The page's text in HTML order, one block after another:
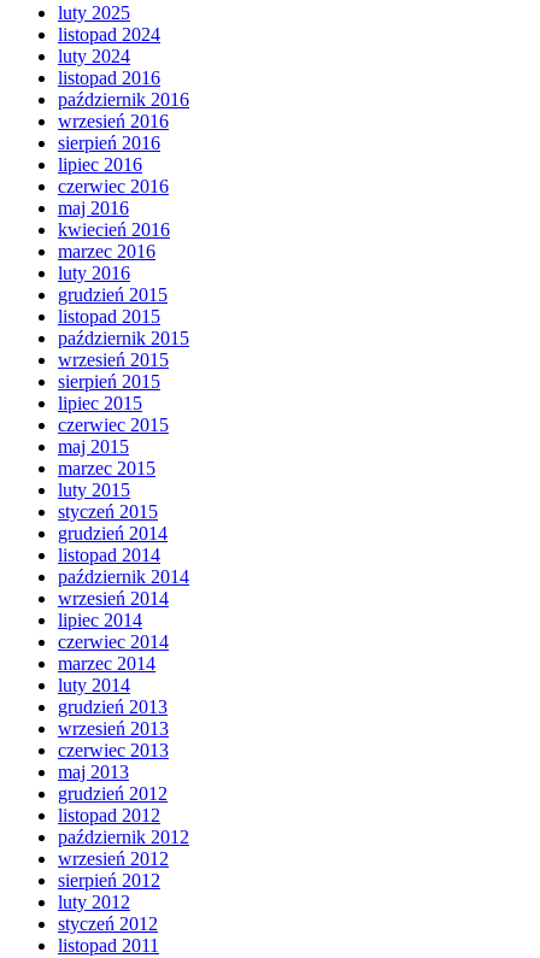
luty 2025
listopad 2024
luty 2024
listopad 2016
październik 2016
wrzesień 2016
sierpień 2016
lipiec 2016
czerwiec 2016
maj 2016
kwiecień 2016
marzec 2016
luty 2016
grudzień 2015
listopad 2015
październik 2015
wrzesień 2015
sierpień 2015
lipiec 2015
czerwiec 2015
maj 2015
marzec 2015
luty 2015
styczeń 2015
grudzień 2014
listopad 2014
październik 2014
wrzesień 2014
lipiec 2014
czerwiec 2014
marzec 2014
luty 2014
grudzień 2013
wrzesień 2013
czerwiec 2013
maj 2013
grudzień 2012
listopad 2012
październik 2012
wrzesień 2012
sierpień 2012
luty 2012
styczeń 2012
listopad 2011